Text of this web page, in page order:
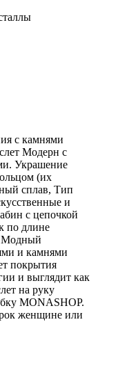
с камнями
Модерн с
Украшение
(их
сплав, Тип
и
с цепочкой
по длине
Модный
и камнями
покрытия
и выглядит как
на руку
MONASHOP.
женщине или